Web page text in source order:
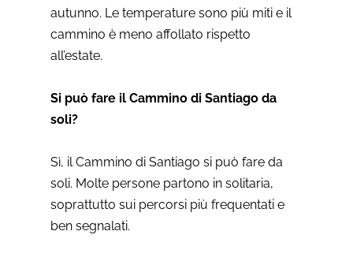
autunno. Le temperature sono più miti e il
cammino è meno affollato rispetto
all’estate.
Si può fare il Cammino di Santiago da
soli?
Sì, il Cammino di Santiago si può fare da
soli. Molte persone partono in solitaria,
soprattutto sui percorsi più frequentati e
ben segnalati.